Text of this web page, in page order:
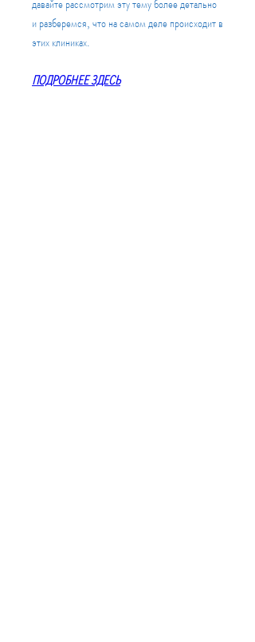
давайте рассмотрим эту тему более детально
и разберемся, что на самом деле происходит в
этих клиниках.
ПОДРОБНЕЕ ЗДЕСЬ